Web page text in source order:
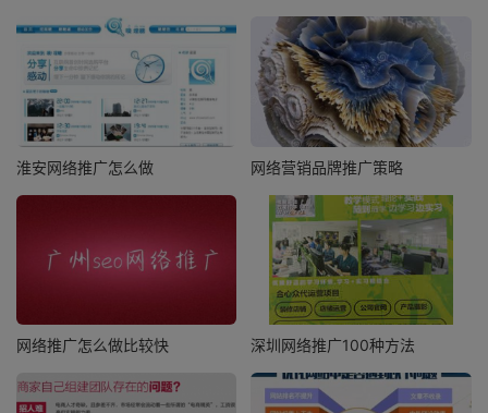
淮安网络推广怎么做 网络营销品牌推广策略
网络推广怎么做比较快 深圳网络推广100种方法